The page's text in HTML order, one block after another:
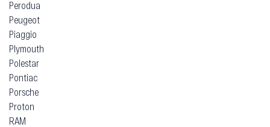
Perodua
Peugeot
Piaggio
Plymouth
Polestar
Pontiac
Porsche
Proton
RAM